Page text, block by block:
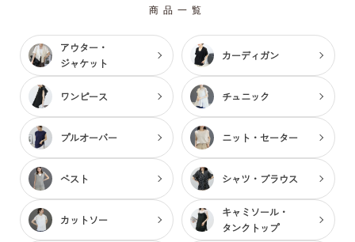
商品一覧
アウター・
ジャケット
カーディガン
ワンピース チュニック
プルオーバー ニット・セーター
ベスト シャツ・ブラウス
カットソー
キャミソール・
タンクトップ